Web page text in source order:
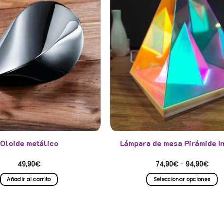
Oloide metálico
49,90€
Añadir al carrito
Lámpara de mesa Pirámide
74,90€ - 94,90€Rango
desde
Seleccionar opciones